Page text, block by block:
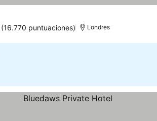
(16.770 puntuaciones) Londres